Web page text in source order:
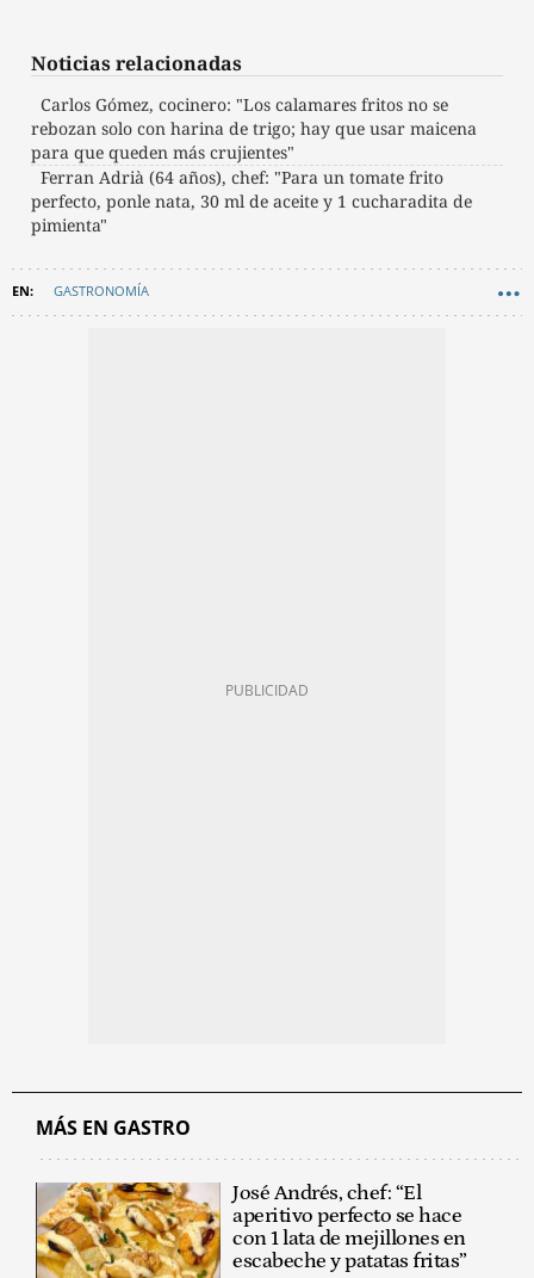
Noticias relacionadas
Carlos Gómez, cocinero: "Los calamares fritos no se
rebozan solo con harina de trigo; hay que usar maicena
para que queden más crujientes"
Ferran Adrià (64 años), chef: "Para un tomate frito
perfecto, ponle nata, 30 ml de aceite y 1 cucharadita de
pimienta"
GASTRONOMÍA
MÁS EN GASTRO
José Andrés, chef: “El
aperitivo perfecto se hace
con 1 lata de mejillones en
escabeche y patatas fritas”